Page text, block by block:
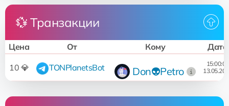
💱 Транзакции
Цена От Кому Дата
10 💎 TONPlanetsBot Don👽Petro
15:00:09